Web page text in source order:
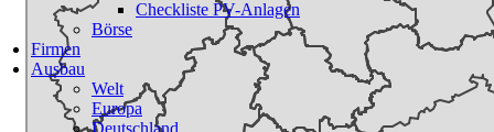
Checkliste PV-Anlagen
Börse
Firmen
Ausbau
Welt
Europa
Deutschland